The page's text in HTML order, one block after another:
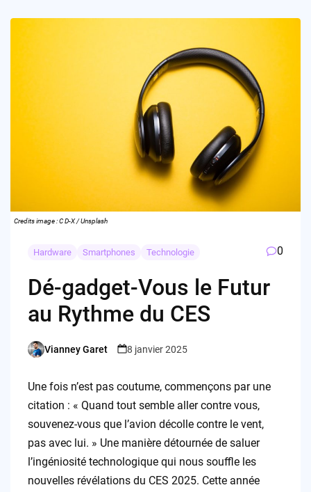
Credits image : C D-X / Unsplash
Hardware Smartphones Technologie 0
Dé-gadget-Vous le Futur
au Rythme du CES
Posted
Vianney Garet 8 janvier 2025
Une fois n’est pas coutume, commençons par une
citation : « Quand tout semble aller contre vous,
souvenez-vous que l’avion décolle contre le vent,
pas avec lui. » Une manière détournée de saluer
l’ingéniosité technologique qui nous souffle les
nouvelles révélations du CES 2025. Cette année